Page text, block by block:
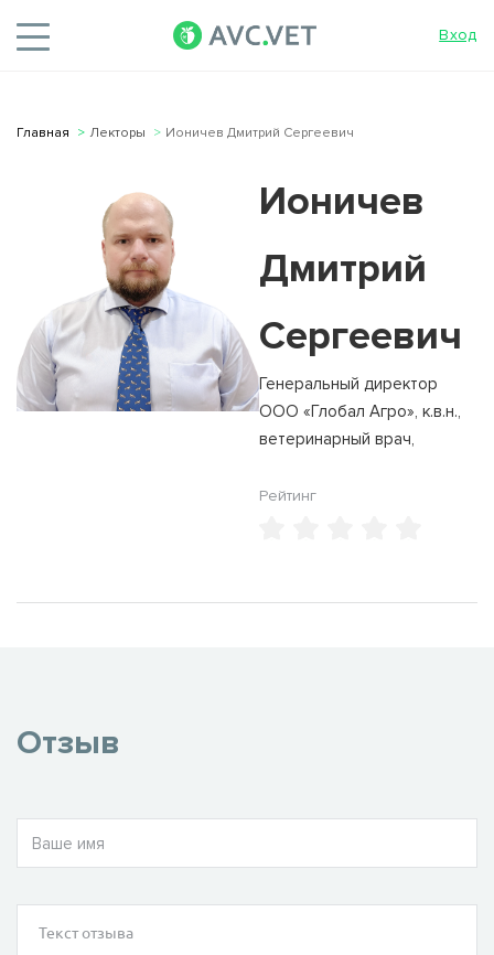
Вход
Главная Лекторы Ионичев Дмитрий Сергеевич
Ионичев
Дмитрий
Сергеевич
Генеральный директор
ООО «Глобал Агро», к.в.н.,
ветеринарный врач,
Рейтинг
Отзыв